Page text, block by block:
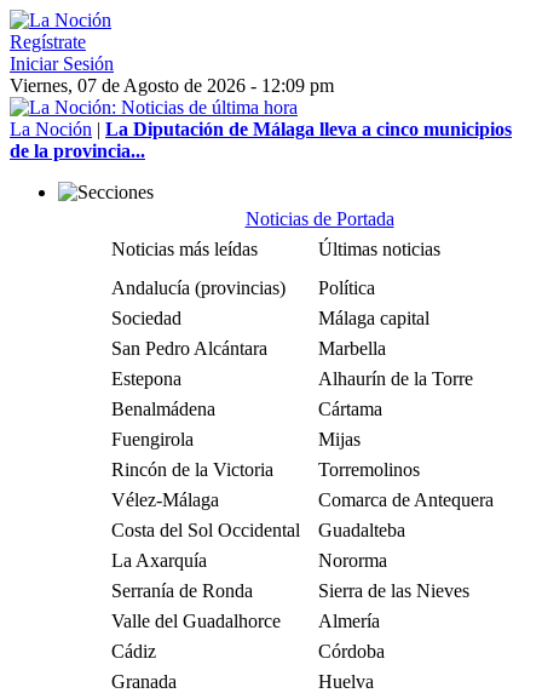
Regístrate
Iniciar Sesión
Viernes, 07 de Agosto de 2026 - 12:09 pm
La Noción | La Diputación de Málaga lleva a cinco municipios
de la provincia...
Noticias de Portada
Noticias más leídas
Últimas noticias
Andalucía (provincias)
Política
Sociedad
Málaga capital
San Pedro Alcántara
Marbella
Estepona
Alhaurín de la Torre
Benalmádena
Cártama
Fuengirola
Mijas
Rincón de la Victoria
Torremolinos
Vélez-Málaga
Comarca de Antequera
Costa del Sol Occidental
Guadalteba
La Axarquía
Nororma
Serranía de Ronda
Sierra de las Nieves
Valle del Guadalhorce
Almería
Cádiz
Córdoba
Granada
Huelva